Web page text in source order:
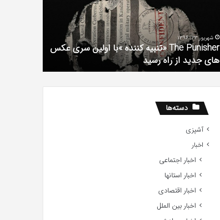
عکس
های
جدید
شهریور 23, 1396
The Punisher «تنبیه کننده »با اولین سری عکس
های جدید از راه رسید
دسته‌ها
آشپزی
اخبار
اخبار اجتماعی
اخبار استانها
اخبار اقتصادی
اخبار بین الملل